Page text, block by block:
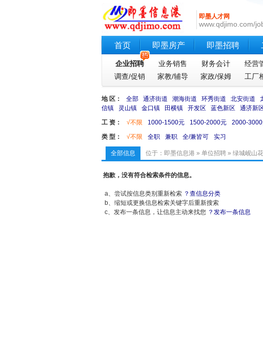
即墨人才网
www.qdjimo.com/
首页 即墨房产 即墨招聘
企业招聘 业务销售 财务会计 经营
调查/促销
家教/辅导 家政/保姆 工厂
地 区： 全部 通济街道 潮海街道 环秀街道 北安街道
信镇
灵山镇 金口镇 田横镇 开发区 蓝色新区 通济新
工 资：
√不限 1000-1500元 1500-2000元 2000-
类 型：
√不限 全职 兼职 全/兼皆可 实习
全部信息 位于： 即墨信息港 » 单位招聘 » 绿城岘山
抱歉，没有符合检索条件的信息。
a、尝试按信息类别重新检索 ？查信息分类
b、缩短或更换信息检索关键字后重新搜索
c、发布一条信息，让信息主动来找您 ？发布一条信息